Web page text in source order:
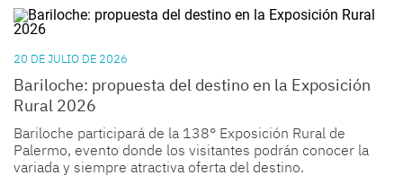
20 DE JULIO DE 2026
Bariloche: propuesta del destino en la Exposición
Rural 2026
Bariloche participará de la 138° Exposición Rural de
Palermo, evento donde los visitantes podrán conocer la
variada y siempre atractiva oferta del destino.